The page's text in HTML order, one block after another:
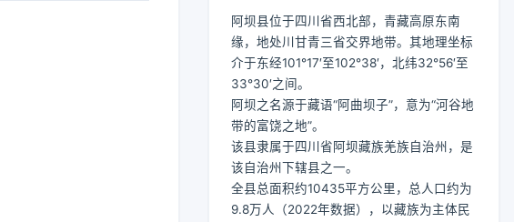
阿坝县位于四川省西北部，青藏高原东南
缘，地处川甘青三省交界地带。其地理坐标
介于东经101°17′至102°38′，北纬32°56′至
33°30′之间。
阿坝之名源于藏语“阿曲坝子”，意为“河谷地
带的富饶之地”。
该县隶属于四川省阿坝藏族羌族自治州，是
该自治州下辖县之一。
全县总面积约10435平方公里，总人口约为
9.8万人（2022年数据），以藏族为主体民